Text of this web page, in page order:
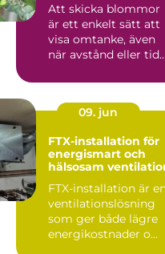
Att skicka blommor
är ett enkelt sätt att
visa omtanke, även
när avstånd eller tid
09. jun
FTX-installation för
energismart och
hälsosam
FTX-installation är
ventilationslösning
som ger både lägre
energikostnader o...